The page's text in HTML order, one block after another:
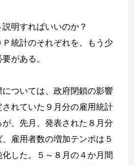
明すればいいのか？
統計のそれぞれを、もう少
がある。
ついては、政府閉鎖の影響
れていた９月分の雇用統計
、先月、発表された８月分
雇用者数の増加テンポは５
した。５～８月の４か月間